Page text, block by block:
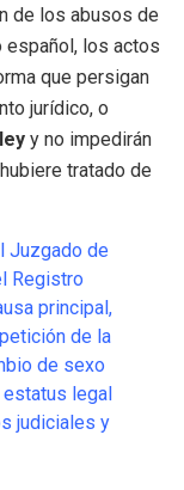
de los abusos de
español, los actos
que persigan
jurídico, o
y no impedirán
tratado de
Juzgado de
Registro
principal,
de la
de sexo
estatus legal
judiciales y